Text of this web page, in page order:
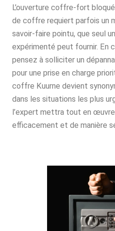
L’ouverture coffre-fort
de coffre requiert parfois un
savoir-faire pointu, que seul
expérimenté peut fournir. En
pensez à solliciter un
pour une prise en charge
coffre Kuurne devient
dans les situations les plus
l’expert mettra tout en
efficacement et de manière